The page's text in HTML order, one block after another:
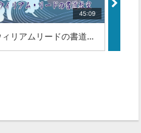
45:09
ウィリアムリードの書道教室|「3.楷書の書き方とデモンストレーション」|山梨学院大学 国際リベラルアーツ学部（iCLA）教授 ウィリアム・リード